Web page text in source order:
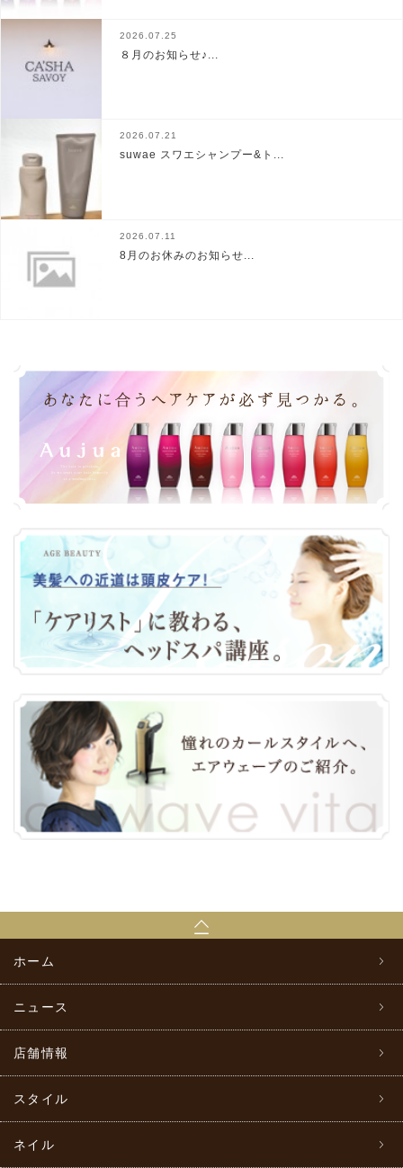
2026.07.25
８月のお知らせ♪...
2026.07.21
suwae スワエシャンプー&ト...
2026.07.11
8月のお休みのお知らせ...
ホーム
ニュース
店舗情報
スタイル
ネイル